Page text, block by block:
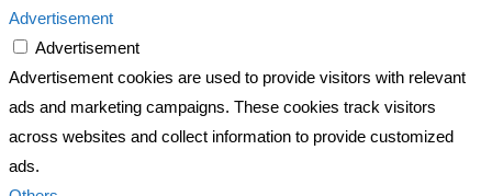
Advertisement
Advertisement
Advertisement cookies are used to provide visitors with relevant
ads and marketing campaigns. These cookies track visitors
across websites and collect information to provide customized
ads.